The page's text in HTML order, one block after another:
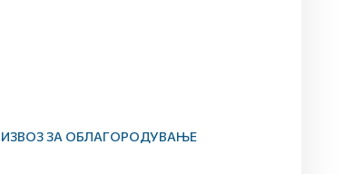
ЗА ОБЛАГОРОДУВАЊЕ